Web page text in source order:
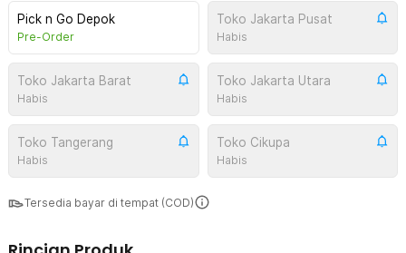
Pick n Go Depok
Pre-Order
Toko Jakarta Pusat
Habis
Toko Jakarta Barat
Habis
Toko Jakarta Utara
Habis
Toko Tangerang
Habis
Toko Cikupa
Habis
Tersedia bayar di tempat (COD)